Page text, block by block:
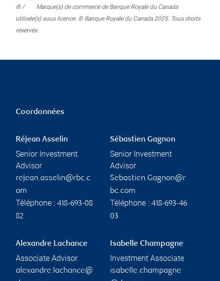
® /
Marque(s) de commerce de Banque Royale du Canada
utilisée(s) sous licence. © Banque Royale du Canada 2025. Tous droits
réservés.
Coordonnées
Réjean Asselin
Senior Investment
Advisor
rejean.asselin@rbc.c
om
Téléphone : 418-693-08
82
Sébastien Gagnon
Senior Investment
Advisor
Sebastien.Gagnon@r
bc.com
Téléphone : 418-693-46
03
Alexandre Lachance
Associate Advisor
alexandre.lachance@
Isabelle Champagne
Investment Associate
isabelle.champagne